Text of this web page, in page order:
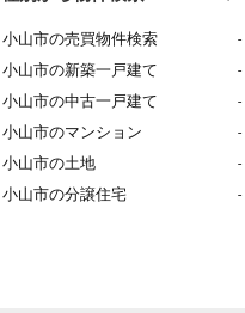
小山市の売買物件検索
小山市の新築一戸建て
小山市の中古一戸建て
小山市のマンション
小山市の土地
小山市の分譲住宅